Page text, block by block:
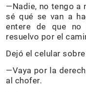
—Nadie, no tengo a
sé qué se van a
entere de que no
resuelvo por el
Dejó el celular
—Vaya por la
al chofer.